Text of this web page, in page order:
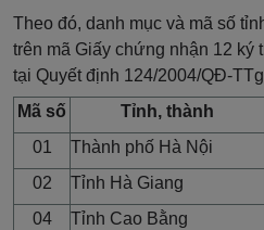
Theo đó, danh mục và mã số
trên mã Giấy chứng nhận 12 ký
tại Quyết định 124/2004/QĐ-TTg
Mã số
Tỉnh, thành
01
Thành phố Hà Nội
02
Tỉnh Hà Giang
04
Tỉnh Cao Bằng